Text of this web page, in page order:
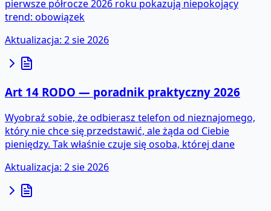
pierwsze półrocze 2026 roku pokazują niepokojący
trend: obowiązek
Aktualizacja: 2 sie 2026
Art 14 RODO — poradnik praktyczny 2026
Wyobraź sobie, że odbierasz telefon od nieznajomego,
który nie chce się przedstawić, ale żąda od Ciebie
pieniędzy. Tak właśnie czuje się osoba, której dane
Aktualizacja: 2 sie 2026